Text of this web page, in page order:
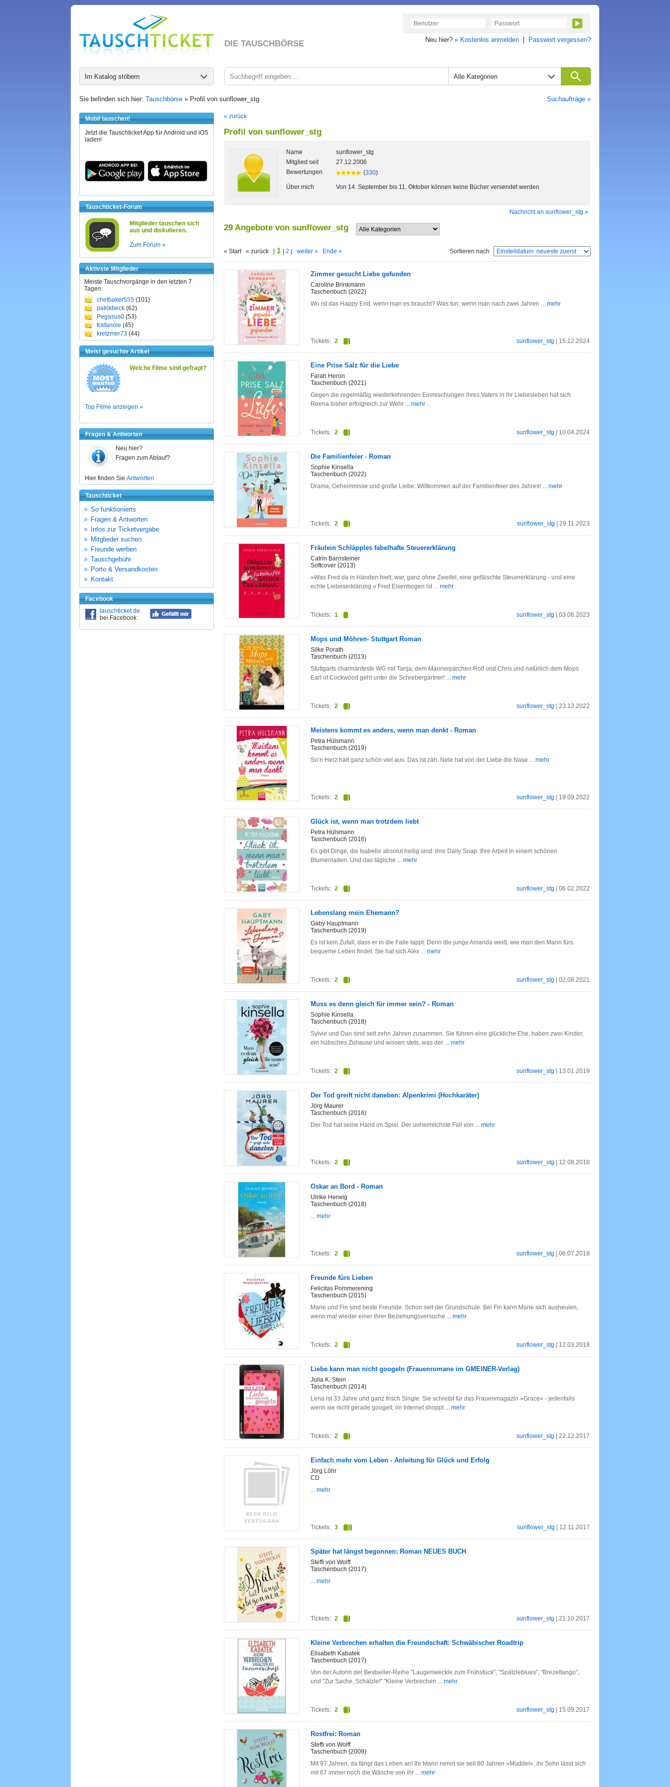
DIE TAUSCHBÖRSE Neu hier? » Kostenlos anmelden Passwort vergessen?
Im Katalog stöbern Alle Kategorien
Sie befinden sich hier: Tauschbörse » Profil von sunflower_stg Suchaufträge »
Mobil tauschen!
Jetzt die Tauschticket App für Android und iOS
laden!
Tauschticket-Forum
Mitglieder tauschen sich
aus und diskutieren.
Zum Forum »
Aktivste Mitglieder
Meiste Tauschvorgänge in den letzten 7
Tagen:
chetbaker555 (101)
patrikbeck (62)
Pegasus0 (53)
fckfanole (45)
kretzmer73 (44)
Meist gesuchte Artikel
Welche Filme sind gefragt?
Top Filme anzeigen »
Fragen & Antworten
Neu hier?
Fragen zum Ablauf?
Hier finden Sie Antworten
Tauschticket
So funktionierts
Fragen & Antworten
Infos zur Ticketvergabe
Mitglieder suchen
Freunde werben
Tauschgebühr
Porto & Versandkosten
Kontakt
Facebook
tauschticket.de
bei Facebook
« zurück
Profil von sunflower_stg
Name
sunflower_stg
Mitglied seit
27.12.2006
Bewertungen
(330)
Über mich Von 14. September bis 11. Oktober können keine Bücher versendet werden
Nachricht an sunflower_stg »
29 Angebote von sunflower_stg
« Start « zurück | 1 2 weiter » Ende » Sortieren nach
Zimmer gesucht Liebe gefunden
Caroline Brinkmann
Taschenbuch (2022)
Wo ist das Happy End, wenn man es braucht? Was tun, wenn man nach zwei Jahren ... mehr
sunflower_stg | 15.12.2024
Tickets: 2
Eine Prise Salz für die Liebe
Farah Heron
Taschenbuch (2021)
Gegen die regelmäßig wiederkehrenden Einmischungen ihres Vaters in ihr Liebesleben hat sich
Reena bisher erfolgreich zur Wehr ... mehr
sunflower_stg | 10.04.2024
Tickets: 2
Die Familienfeier - Roman
Sophie Kinsella
Taschenbuch (2022)
Drama, Geheimnisse und große Liebe: Willkommen auf der Familienfeier des Jahres! ... mehr
sunflower_stg | 29.11.2023
Tickets: 2
Fräulein Schläpples fabelhafte Steuererklärung
Catrin Barnsteiner
Softcover (2013)
»Was Fred da in Händen hielt, war, ganz ohne Zweifel, eine gefälschte Steuererklärung - und eine
echte Liebeserklärung.« Fred Eisenbogen ist ... mehr
sunflower_stg | 03.06.2023
Tickets: 1
Mops und Möhren- Stuttgart Roman
Silke Porath
Taschenbuch (2013)
Stuttgarts charmanteste WG mit Tanja, dem Männerpärchen Rolf und Chris und natürlich dem Mops
Earl of Cockwood geht unter die Schrebergärtner! ... mehr
sunflower_stg | 23.12.2022
Tickets: 2
Meistens kommt es anders, wenn man denkt - Roman
Petra Hülsmann
Taschenbuch (2019)
So’n Herz hält ganz schön viel aus. Das ist zäh. Nele hat von der Liebe die Nase ... mehr
sunflower_stg | 19.09.2022
Tickets: 2
Glück ist, wenn man trotzdem liebt
Petra Hülsmann
Taschenbuch (2016)
Es gibt Dinge, die Isabelle absolut heilig sind: ihre Daily Soap. Ihre Arbeit in einem schönen
Blumenladen. Und das tägliche ... mehr
sunflower_stg | 06.02.2022
Tickets: 2
Lebenslang mein Ehemann?
Gaby Hauptmann
Taschenbuch (2019)
Es ist kein Zufall, dass er in die Falle tappt: Denn die junge Amanda weiß, wie man den Mann fürs
bequeme Leben findet. Sie hat sich Alex ... mehr
sunflower_stg | 02.08.2021
Tickets: 2
Muss es denn gleich für immer sein? - Roman
Sophie Kinsella
Taschenbuch (2018)
Sylvie und Dan sind seit zehn Jahren zusammen. Sie führen eine glückliche Ehe, haben zwei Kinder,
ein hübsches Zuhause und wissen stets, was der ... mehr
sunflower_stg | 13.01.2019
Tickets: 2
Der Tod greift nicht daneben: Alpenkrimi (Hochkaräter)
Jörg Maurer
Taschenbuch (2016)
Der Tod hat seine Hand im Spiel. Der unheimlichste Fall von ... mehr
sunflower_stg | 12.08.2018
Tickets: 2
Oskar an Bord - Roman
Ulrike Herwig
Taschenbuch (2018)
... mehr
sunflower_stg | 06.07.2018
Tickets: 2
Freunde fürs Lieben
Felicitas Pommerening
Taschenbuch (2015)
Marie und Fin sind beste Freunde. Schon seit der Grundschule. Bei Fin kann Marie sich ausheulen,
wenn mal wieder einer ihrer Beziehungsversuche ... mehr
sunflower_stg | 12.03.2018
Tickets: 2
Liebe kann man nicht googeln (Frauenromane im GMEINER-Verlag)
Julia K. Stein
Taschenbuch (2014)
Lena ist 33 Jahre und ganz frisch Single. Sie schreibt für das Frauenmagazin »Grace« - jedenfalls
wenn sie nicht gerade googelt, im Internet shoppt ... mehr
sunflower_stg | 22.12.2017
Tickets: 2
Einfach mehr vom Leben - Anleitung für Glück und Erfolg
Jörg Löhr
CD
... mehr
sunflower_stg | 12.11.2017
Tickets: 3
Später hat längst begonnen: Roman NEUES BUCH
Steffi von Wolff
Taschenbuch (2017)
... mehr
sunflower_stg | 21.10.2017
Tickets: 2
Kleine Verbrechen erhalten die Freundschaft: Schwäbischer Roadtrip
Elisabeth Kabatek
Taschenbuch (2017)
Von der Autorin der Bestseller-Reihe "Laugenweckle zum Frühstück", "Spätzleblues", "Brezeltango",
und "Zur Sache, Schätzle!" "Kleine Verbrechen ... mehr
sunflower_stg | 15.09.2017
Tickets: 2
Rostfrei: Roman
Steffi von Wolff
Taschenbuch (2009)
Mit 97 Jahren, da fängt das Leben an! Ihr Mann nennt sie seit 80 Jahren »Muddel«, ihr Sohn lässt sich
mit 67 immer noch die Wäsche von ihr ... mehr